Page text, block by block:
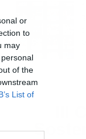
or
to
may
of the
List of